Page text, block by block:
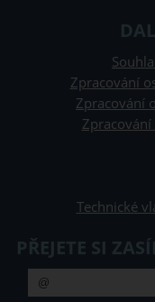
Zpracování
Zpracování
Technické
PŘEJETE SI